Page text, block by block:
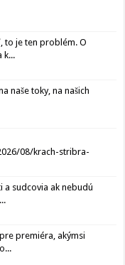
to je ten problém. O
k...
naše toky, na našich
08/krach-stribra-
a sudcovia ak nebudú
premiéra, akýmsi